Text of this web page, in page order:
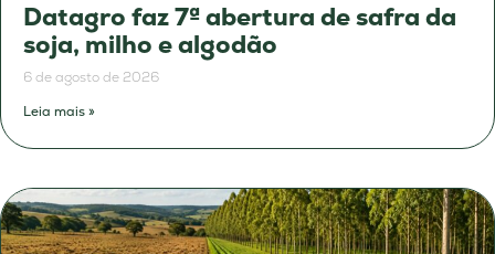
Datagro faz 7ª abertura de safra da
soja, milho e algodão
6 de agosto de 2026
Leia mais »